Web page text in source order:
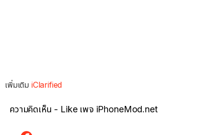
เพิ่มเติม iClarified
ความคิดเห็น - Like เพจ iPhoneMod.net